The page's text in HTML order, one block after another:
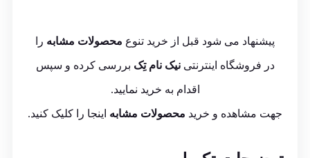
پیشنهاد می شود قبل از خرید تنوع محصولات مشابه را
در فروشگاه اینترنتینیک نام تِک بررسی کرده و سپس
اقدام به خرید نمایید.
جهت مشاهده و خرید محصولات مشابه اینجا را کلیک کنید.